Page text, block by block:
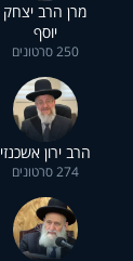
מרן הרב יצחק
יוסף
250 סרטונים
הרב ירון אשכנזי
274 סרטונים